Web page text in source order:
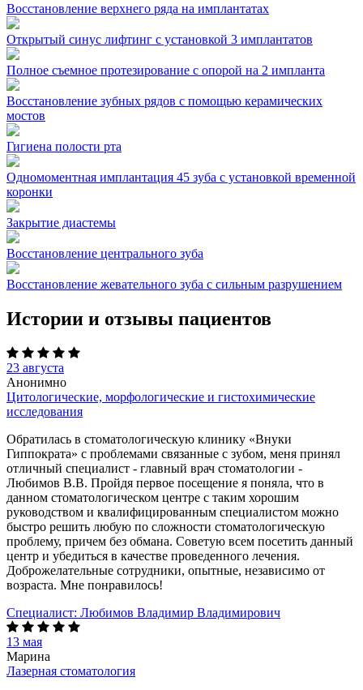
Восстановление верхнего ряда на имплантатах
Открытый синус лифтинг с установкой 3 имплантатов
Полное съемное протезирование с опорой на 2 импланта
Восстановление зубных рядов с помощью керамических
мостов
Гигиена полости рта
Одномоментная имплантация 45 зуба с установкой временной
коронки
Закрытие диастемы
Восстановление центрального зуба
Восстановление жевательного зуба с сильным разрушением
Истории и отзывы пациентов
23 августа
Анонимно
Цитологические, морфологические и гистохимические
исследования
Обратилась в стоматологическую клинику «Внуки
Гиппократа» с проблемами связанные с зубом, меня принял
отличный специалист - главный врач стоматологии -
Любимов В.В. Пройдя первое посещение я поняла, что в
данном стоматологическом центре с таким хорошим
руководством и квалифицированным специалистом можно
быстро решить любую по сложности стоматологическую
проблему, причем без обмана. Советую всем посетить данный
центр и убедиться в качестве проведенного лечения.
Доброжелательные сотрудники, опытные, независимо от
возраста. Мне понравилось!
Специалист: Любимов Владимир Владимирович
13 мая
Марина
Лазерная стоматология